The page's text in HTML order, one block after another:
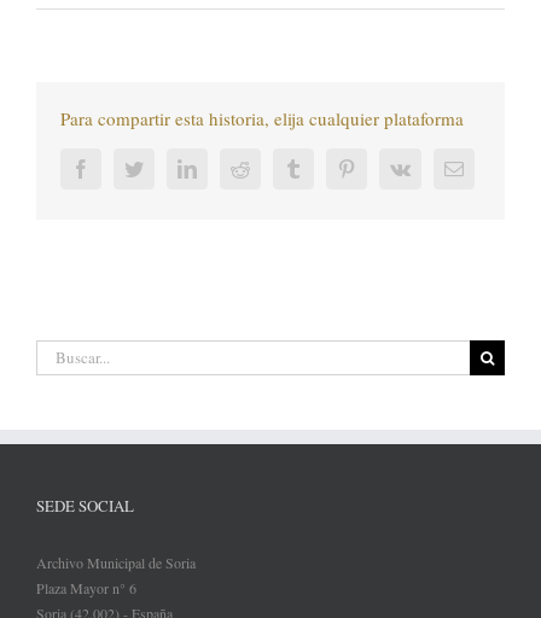
Para compartir esta historia, elija cualquier plataforma
FacebookTwitterLinkedInReddit Tumblr PinterestVk
Correo
Buscar:
SEDE SOCIAL
Archivo Municipal de Soria
Plaza Mayor n° 6
Soria (42.002) - España